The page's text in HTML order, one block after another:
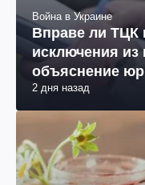
Война в Украине
Вправе ли ТЦК
исключения из
объяснение
2 дня назад